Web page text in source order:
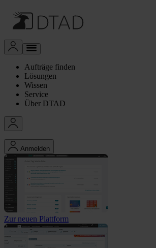
Aufträge finden
Lösungen
Wissen
Service
Über DTAD
Anmelden
Zur neuen Plattform